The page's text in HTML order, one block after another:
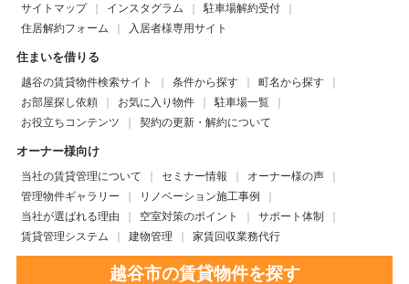
サイトマップ
インスタグラム
駐車場解約受付
住居解約フォーム
入居者様専用サイト
住まいを借りる
越谷の賃貸物件検索サイト 条件から探す
町名から探す
お部屋探し依頼
お気に入り物件
駐車場一覧
お役立ちコンテンツ
契約の更新・解約について
オーナー様向け
当社の賃貸管理について セミナー情報
オーナー様の声
管理物件ギャラリー
リノベーション施工事例
当社が選ばれる理由
空室対策のポイント
サポート体制
賃貸管理システム
建物管理 家賃回収業務代行
越谷市の賃貸物件を探す